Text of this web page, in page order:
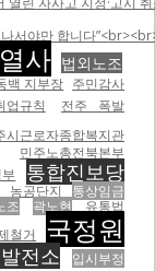
서야만 합니다
열사 법외노조
백 지부장 주민감사
업규칙
전주 폭발
시근로자종합복지관
민주노총전북본부
통합진보당
농공단지
통상임금
조 곽노현
유통법
철거 국정원
전소 입시부정